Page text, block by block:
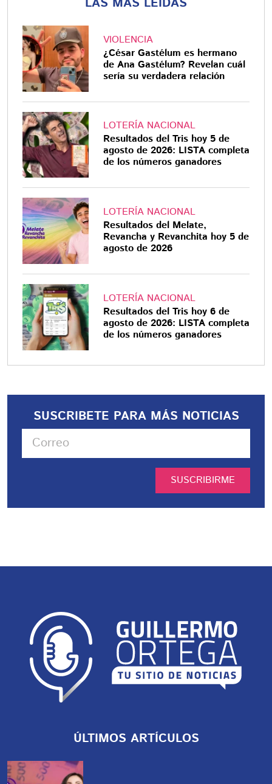
VIOLENCIA
¿César Gastélum es hermano
de Ana Gastélum? Revelan cuál
sería su verdadera relación
LOTERÍA NACIONAL
Resultados del Tris hoy 5 de
agosto de 2026: LISTA completa
de los números ganadores
LOTERÍA NACIONAL
Resultados del Melate,
Revancha y Revanchita hoy 5 de
agosto de 2026
LOTERÍA NACIONAL
Resultados del Tris hoy 6 de
agosto de 2026: LISTA completa
de los números ganadores
SUSCRIBETE PARA MÁS NOTICIAS
SUSCRIBIRME
ÚLTIMOS ARTÍCULOS